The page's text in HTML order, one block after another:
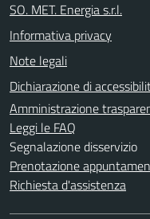
SO. MET. Energia s.r.l.
Informativa privacy
Note legali
Dichiarazione di
Amministrazione
Leggi le FAQ
Segnalazione disservizio
Prenotazione
Richiesta d'assistenza